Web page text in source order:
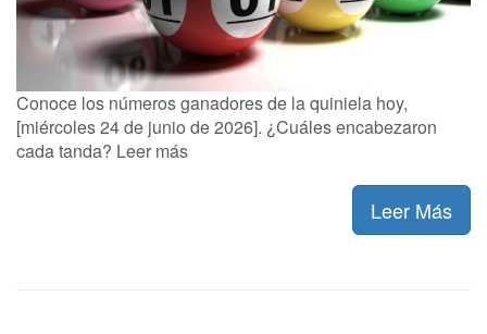
Conoce los números ganadores de la quiniela hoy,
[miércoles 24 de junio de 2026]. ¿Cuáles encabezaron
cada tanda? Leer más
Leer Más